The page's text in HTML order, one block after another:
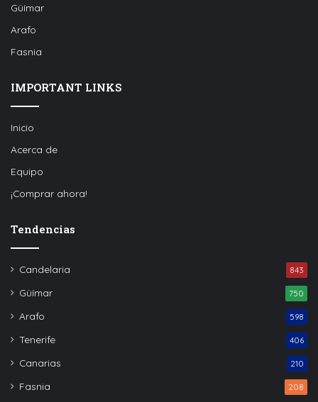
Güímar
Arafo
Fasnia
IMPORTANT LINKS
Inicio
Acerca de
Equipo
¡Comprar ahora!
Tendencias
Candelaria 843
Güímar 750
Arafo 598
Tenerife 406
Canarias 210
Fasnia 208